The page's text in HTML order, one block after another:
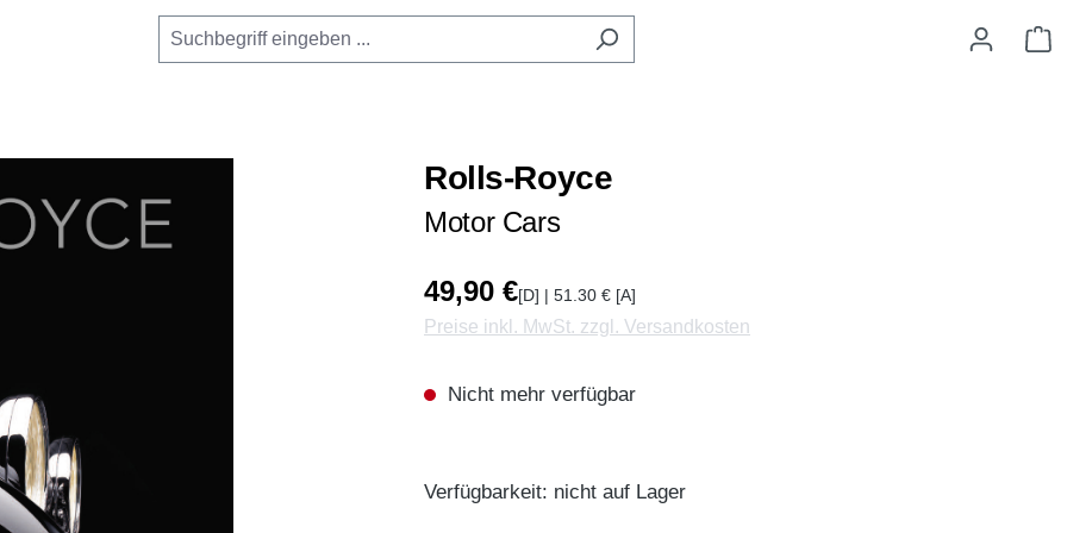
Rolls-Royce
Motor Cars
49,90 €[D] | 51.30 € [A]
Preise inkl. MwSt. zzgl. Versandkosten
Nicht mehr verfügbar
Verfügbarkeit: nicht auf Lager